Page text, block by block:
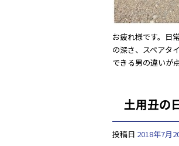
お疲れ様です。日
の深さ、スペアタ
できる男の違いが
土用丑の
投稿日 2018年7月